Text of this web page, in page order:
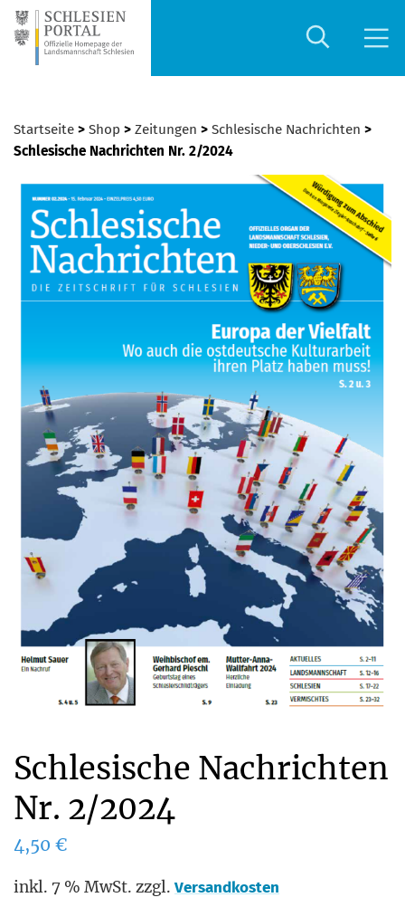
Startseite > Shop > Zeitungen > Schlesische Nachrichten >
Schlesische Nachrichten Nr. 2/2024
Schlesische Nachrichten
Nr. 2/2024
4,50 €
inkl. 7 % MwSt. zzgl. Versandkosten